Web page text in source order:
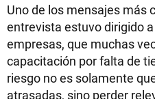
Uno de los mensajes más
entrevista estuvo dirigido
empresas, que muchas
capacitación por falta de
riesgo no es solamente
atrasadas, sino perder